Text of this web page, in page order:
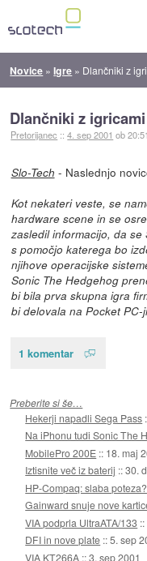
Novice »Igre » Dlančniki z
Dlančniki z igricami
Pretorijanec ::4. sep 2001 ob 20:51
Slo-Tech - Naslednjo
Kot nekateri veste, se
hardware scene in se
zasledil informacijo, da
s pomočjo katerega bo
njihove operacijske
Sonic The Hedgehog
bi bila prva skupna igra
bi delovala na Pocket PC-
1 komentar
Preberite si še…
Hekerji napadli Sega Pass
Na iPhonu tudi Sonic The
MobilePro 200E :: 18. maj
Iztisnite več iz baterij ::30.
HP-Compaq: slaba poteza?
Gainward snuje nove
VIA podprla UltraATA/133 ::
DFI in nove plate ::5. sep
VIA KT266A ::3. sep 2001